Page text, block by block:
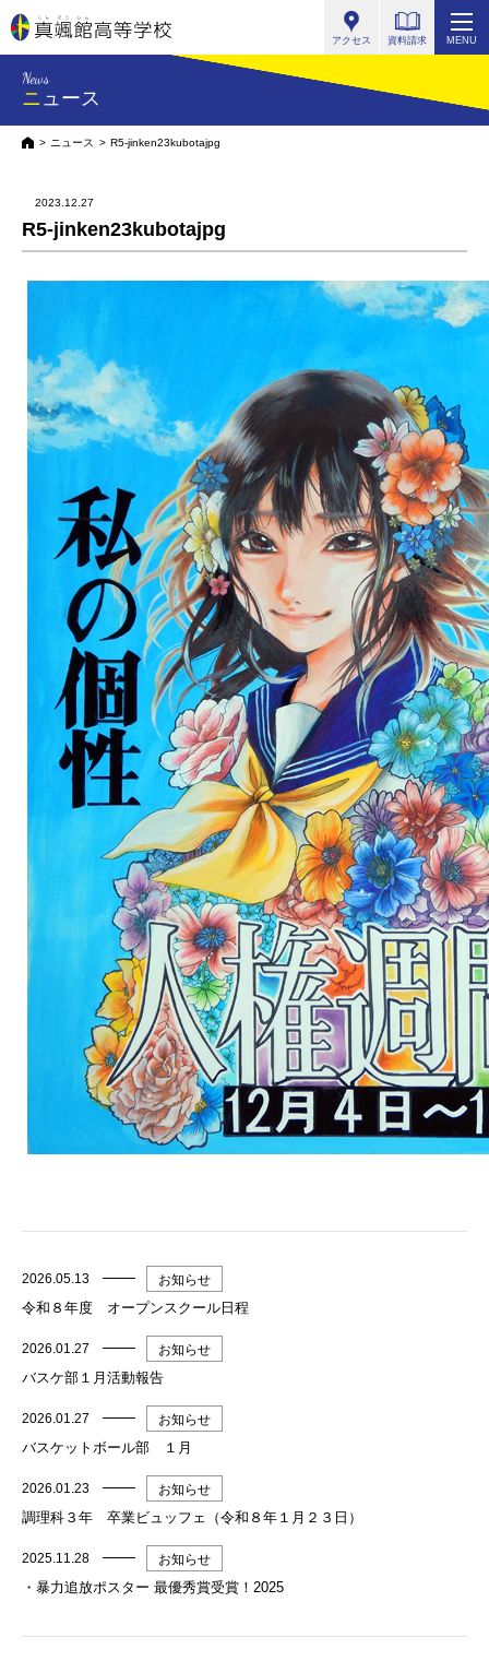
アクセス 資料請求 MENU
News
ニュース
HOMEニュース R5-jinken23kubotajpg
2023.12.27
R5-jinken23kubotajpg
2026.05.13 お知らせ
令和８年度 オープンスクール日程
2026.01.27 お知らせ
バスケ部１月活動報告
2026.01.27 お知らせ
バスケットボール部 １月
2026.01.23 お知らせ
調理科３年 卒業ビュッフェ（令和８年１月２３日）
2025.11.28 お知らせ
・暴力追放ポスター 最優秀賞受賞！2025